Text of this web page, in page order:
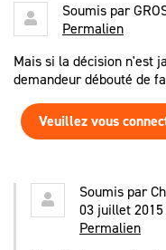
Soumis par
Permalien
Mais si la décision n'est
demandeur débouté de
Veuillez vous
Soumis par
03 juillet 2015
Permalien